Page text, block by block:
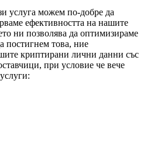
услуга можем по-добре да
ефективността на нашите
ни позволява да оптимизираме
постигнем това, ние
криптирани лични данни със
при условие че вече